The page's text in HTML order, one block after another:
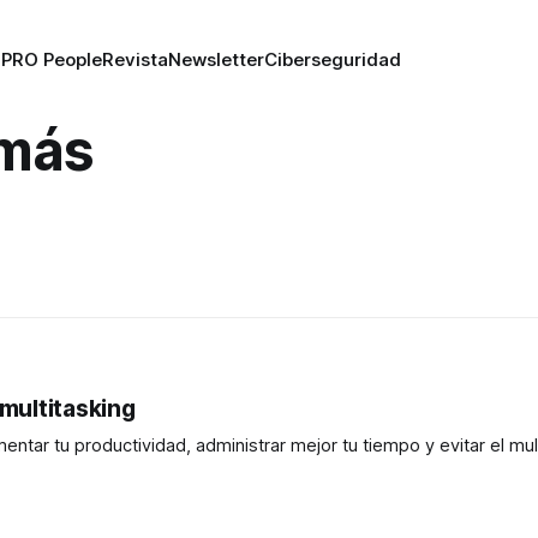
PRO PeopleRevistaNewsletterCiberseguridad
tu productividad, administrar mejor tu tiempo y evitar el